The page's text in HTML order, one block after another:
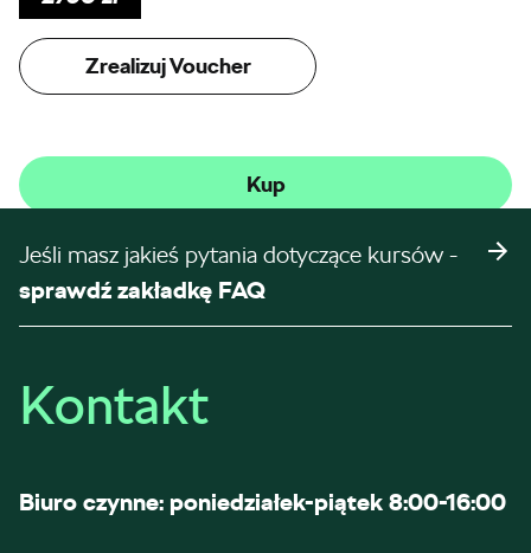
Zrealizuj Voucher
Kup
Jeśli masz jakieś pytania dotyczące kursów -
sprawdź zakładkę FAQ
Kontakt
Biuro czynne: poniedziałek-piątek 8:00-16:00